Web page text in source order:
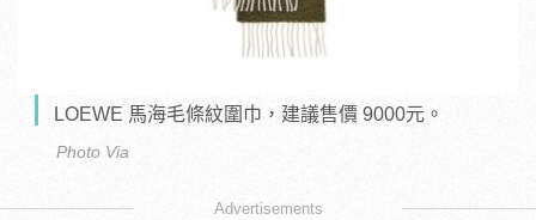
LOEWE 馬海毛條紋圍巾，建議售價 9000元。
Photo Via
Advertisements